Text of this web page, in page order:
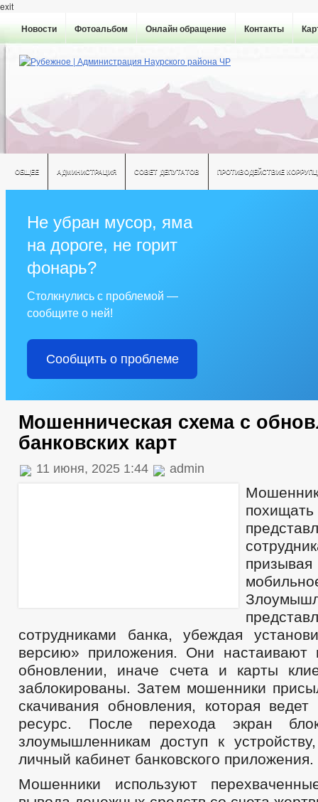
exit
Новости Фотоальбом Онлайн обращение Контакты
ОБЩЕЕ АДМИНИСТРАЦИЯ СОВЕТ ДЕПУТАТОВ ПРОТИВОДЕЙСТВИЕ
Не убран мусор, яма
на дороге, не горит
фонарь?
Столкнулись с проблемой —
сообщите о ней!
Сообщить о проблеме
Мошенническая схема с
банковских карт
11 июня, 2025 1:44 admin
призывая
сотрудниками банка, убеждая
версию» приложения. Они настаивают
обновлении, иначе счета и карты
заблокированы. Затем мошенники
скачивания обновления, которая
ресурс. После перехода экран
злоумышленникам доступ к
личный кабинет банковского приложения.
Мошенники используют